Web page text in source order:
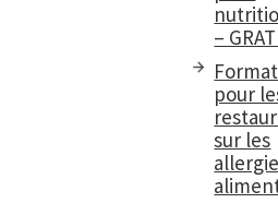
–
pour
sur les